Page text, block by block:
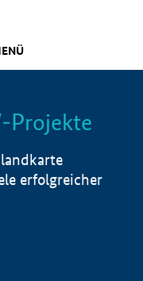
Info
Projekte
erfolgreicher